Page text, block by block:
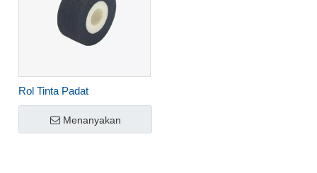
Rol Tinta Padat
Menanyakan